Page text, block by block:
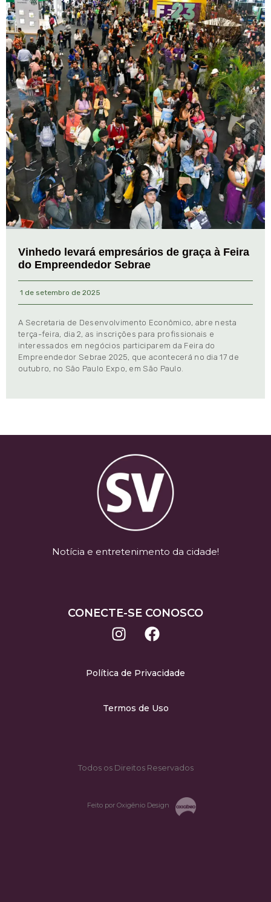
Vinhedo levará empresários de graça à Feira
do Empreendedor Sebrae
1 de setembro de 2025
A Secretaria de Desenvolvimento Econômico, abre nesta
terça-feira, dia 2, as inscrições para profissionais e
interessados em negócios participarem da Feira do
Empreendedor Sebrae 2025, que acontecerá no dia 17 de
outubro, no São Paulo Expo, em São Paulo.
Notícia e entretenimento da cidade!
CONECTE-SE CONOSCO
Política de Privacidade
Termos de Uso
Todos os Direitos Reservados
Feito por Oxigênio Design